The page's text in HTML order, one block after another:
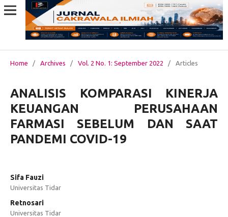
Home / Archives / Vol. 2 No. 1: September 2022 / Articles
ANALISIS KOMPARASI KINERJA
KEUANGAN PERUSAHAAN
FARMASI SEBELUM DAN SAAT
PANDEMI COVID-19
Sifa Fauzi
Universitas Tidar
Retnosari
Universitas Tidar